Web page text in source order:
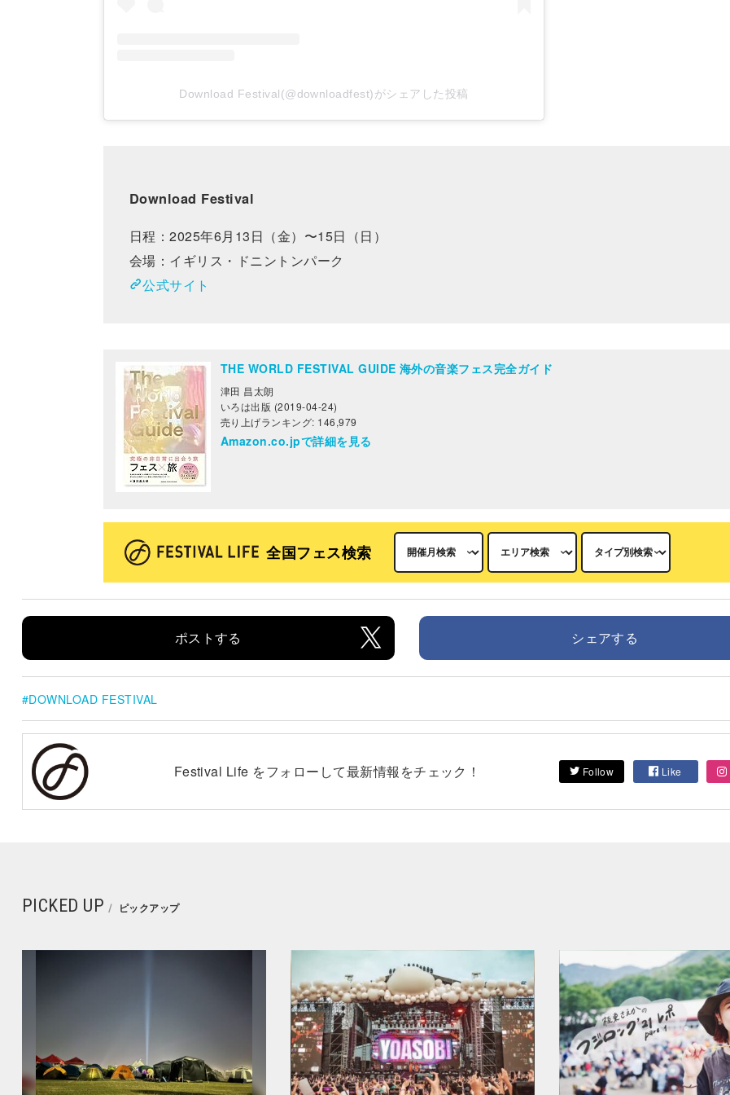
Download Festival(@downloadfest)がシェアした投稿
Download Festival
日程：2025年6月13日（金）〜15日（日）
会場：イギリス・ドニントンパーク
公式サイト
THE WORLD FESTIVAL GUIDE 海外の音楽フェス完全ガイド
津田 昌太朗
いろは出版 (2019-04-24)
売り上げランキング: 146,979
Amazon.co.jpで詳細を見る
全国フェス検索
ポストする シェアする
DOWNLOAD FESTIVAL
Festival Life をフォローして最新情報をチェック！ Follow Like
PICKED UP ピックアップ